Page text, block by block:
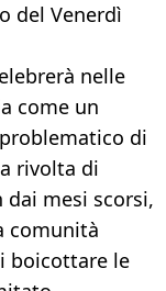
del Venerdì
nelle
come un
di
rivolta di
dai mesi scorsi,
comunità
boicottare le